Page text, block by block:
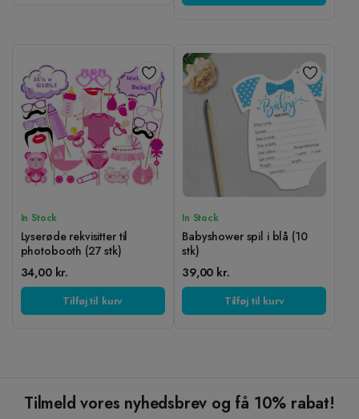
In Stock
Lyserøde rekvisitter til
photobooth (27 stk)
34,00 kr.
Tilføj til kurv
In Stock
Babyshower spil i blå (10
stk)
39,00 kr.
Tilføj til kurv
Tilmeld vores nyhedsbrev og få 10% rabat!